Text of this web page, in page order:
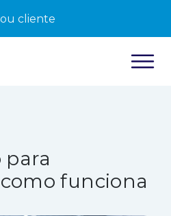
cliente
para
funciona